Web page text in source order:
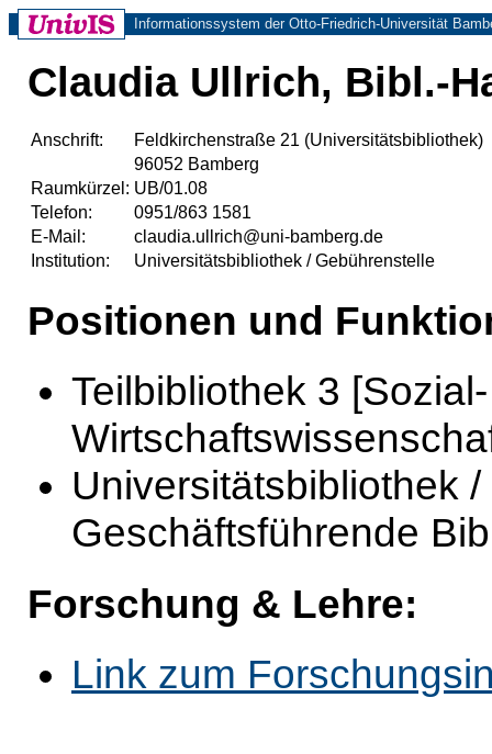
Informationssystem der Otto-Friedrich-Universität
Claudia Ullrich, Bibl.-
Anschrift:
Feldkirchenstraße 21 (Universitätsbibliothek)
96052 Bamberg
Raumkürzel: UB/01.08
Telefon:
0951/863 1581
E-Mail:
claudia.ullrich@uni-bamberg.de
Institution:
Universitätsbibliothek / Gebührenstelle
Positionen und
Teilbibliothek 3
Universitätsbibliothek
Geschäftsführende
Forschung & Lehre:
Link zum